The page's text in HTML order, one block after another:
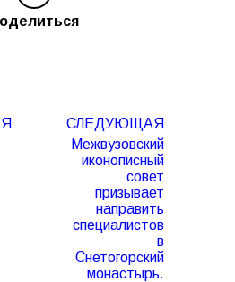
СЛЕДУЮЩАЯ
Следующая
запись:
Межвузовский
иконописный
совет
призывает
направить
специалистов
в
Снетогорский
монастырь.